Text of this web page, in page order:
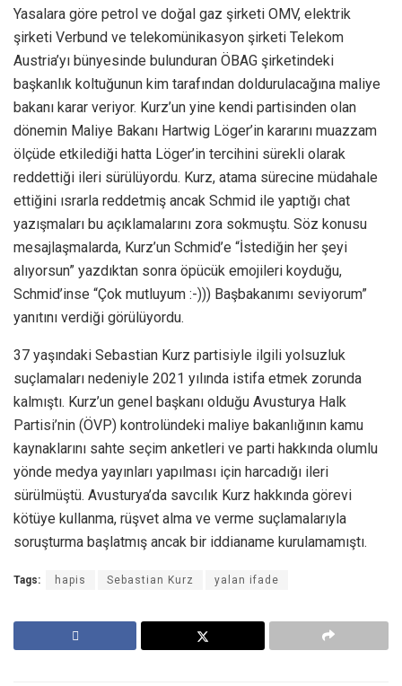
Yasalara göre petrol ve doğal gaz şirketi OMV, elektrik
şirketi Verbund ve telekomünikasyon şirketi Telekom
Austria’yı bünyesinde bulunduran ÖBAG şirketindeki
başkanlık koltuğunun kim tarafından doldurulacağına maliye
bakanı karar veriyor. Kurz’un yine kendi partisinden olan
dönemin Maliye Bakanı Hartwig Löger’in kararını muazzam
ölçüde etkilediği hatta Löger’in tercihini sürekli olarak
reddettiği ileri sürülüyordu. Kurz, atama sürecine müdahale
ettiğini ısrarla reddetmiş ancak Schmid ile yaptığı chat
yazışmaları bu açıklamalarını zora sokmuştu. Söz konusu
mesajlaşmalarda, Kurz’un Schmid’e “İstediğin her şeyi
alıyorsun” yazdıktan sonra öpücük emojileri koyduğu,
Schmid’inse “Çok mutluyum :-))) Başbakanımı seviyorum”
yanıtını verdiği görülüyordu.
37 yaşındaki Sebastian Kurz partisiyle ilgili yolsuzluk
suçlamaları nedeniyle 2021 yılında istifa etmek zorunda
kalmıştı. Kurz’un genel başkanı olduğu Avusturya Halk
Partisi’nin (ÖVP) kontrolündeki maliye bakanlığının kamu
kaynaklarını sahte seçim anketleri ve parti hakkında olumlu
yönde medya yayınları yapılması için harcadığı ileri
sürülmüştü. Avusturya’da savcılık Kurz hakkında görevi
kötüye kullanma, rüşvet alma ve verme suçlamalarıyla
soruşturma başlatmış ancak bir iddianame kurulamamıştı.
Tags: hapis Sebastian Kurz yalan ifade